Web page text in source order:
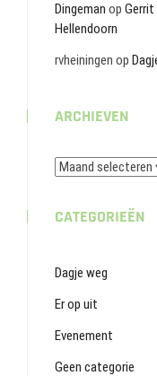
Dingeman op Gerrit
Hellendoorn
rvheiningen op
ARCHIEVEN
Archieven
CATEGORIEËN
Dagje weg
Er op uit
Evenement
Geen categorie